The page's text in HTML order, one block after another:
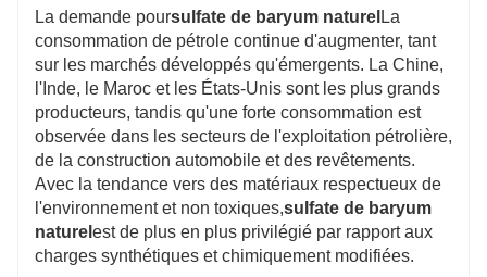
La demande poursulfate de baryum naturel La
consommation de pétrole continue d'augmenter, tant
sur les marchés développés qu'émergents. La Chine,
l'Inde, le Maroc et les États-Unis sont les plus grands
producteurs, tandis qu'une forte consommation est
observée dans les secteurs de l'exploitation pétrolière,
de la construction automobile et des revêtements.
Avec la tendance vers des matériaux respectueux de
l'environnement et non toxiques,sulfate de baryum
naturel est de plus en plus privilégié par rapport aux
charges synthétiques et chimiquement modifiées.